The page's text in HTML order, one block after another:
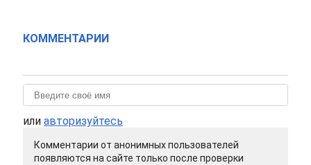
КОММЕНТАРИИ
или авторизуйтесь
Комментарии от анонимных пользователей
появляются на сайте только после проверки